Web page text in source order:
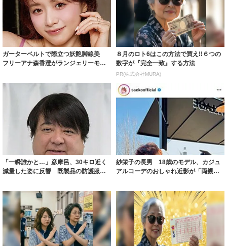
ガーターベルトで際立つ妖艶脚線美
フリーアナ森香澄がランジェリーモデ
８月のロト6はこの方法で買え!!６つの
数字が『完全一致』する方法
PR(株式会社MURA)
「一瞬誰かと…」彦摩呂、30キロ近く
減量した姿に反響 既製品の防護服が
紗栄子の長男 18歳のモデル、カジュ
アルコーデのおしゃれ近影が「両親の